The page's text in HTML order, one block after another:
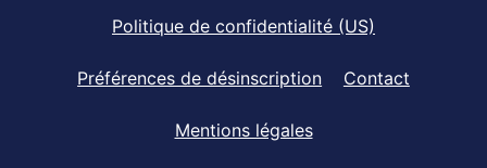
Politique de confidentialité (US)
Préférences de désinscription Contact
Mentions légales